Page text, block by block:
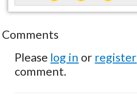
Comments
Please log in or register
comment.